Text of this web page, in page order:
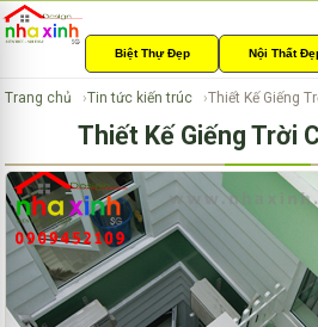
Biệt Thự Đẹp Nội Thất
Trang chủ Tin tức kiến trúc Thiết Kế Giếng
Thiết Kế Giếng Trời